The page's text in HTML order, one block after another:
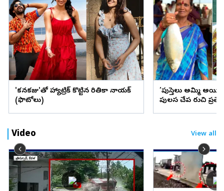
'కనకరాజు'తో హ్యాట్రిక్ కొట్టిన రితికా నాయక్
(ఫొటోలు)
‘పుస్తెలు అమ్మి
పులస చేప రుచి
Video View all